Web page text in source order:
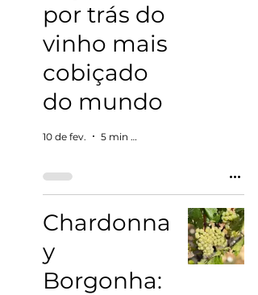
por trás do
vinho mais
cobiçado
do mundo
10 de fev. 5 min de leitura
Chardonna
y
Borgonha: